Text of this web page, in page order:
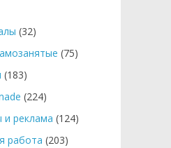
(32)
(75)
(183)
(224)
и реклама (124)
работа (203)